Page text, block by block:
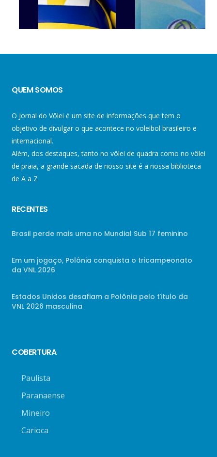
QUEM SOMOS
O Jornal do Vôlei é um site de informações que tem o
objetivo de divulgar o que acontece no voleibol brasileiro e
internacional.
Além, dos destaques, tanto no vôlei de quadra como no vôlei
de praia, a grande sacada de nosso site é a nossa biblioteca
de A a Z
RECENTES
Brasil perde mais uma no Mundial Sub 17 feminino
Em um jogaço, Polônia conquista o tricampeonato
da VNL 2026
Estados Unidos desafiam a Polônia pelo título da
VNL 2026 masculina
COBERTURA
Paulista
Paranaense
Mineiro
Carioca